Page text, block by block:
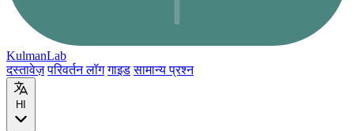
KulmanLab
दस्तावेज़ परिवर्तन लॉग गाइड सामान्य प्रश्न
HI